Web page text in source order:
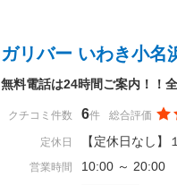
ガリバー いわき小名
無料電話は24時間ご案内！！
クチコミ件数 6件 総合評価
定休日 【定休日なし
営業時間 10:00 ～